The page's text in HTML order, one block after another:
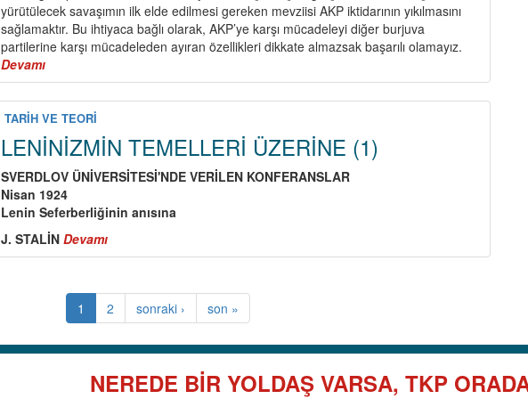
yürütülecek savaşımın ilk elde edilmesi gereken mevziisi AKP iktidarının yıkılmasını
sağlamaktır. Bu ihtiyaca bağlı olarak, AKP’ye karşı mücadeleyi diğer burjuva
partilerine karşı mücadeleden ayıran özellikleri dikkate almazsak başarılı olamayız.
Devamı
AKP’ye
Karşı
Mücadele
(I)
TARİH VE TEORİ
LENİNİZMİN TEMELLERİ ÜZERİNE (1)
SVERDLOV ÜNİVERSİTESİ'NDE VERİLEN KONFERANSLAR
Nisan 1924
Lenin Seferberliğinin anısına
J. STALİN Devamı
LENİNİZMİN
ÜZERİNE
(1)
1 2 sonraki › son »
NEREDE BİR YOLDAŞ VARSA, TKP